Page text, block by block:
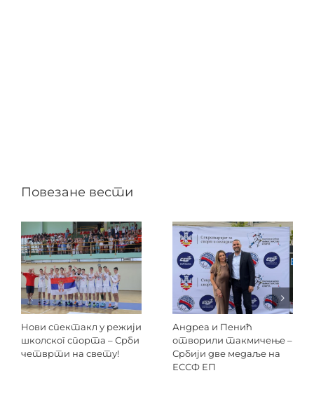
Повезане вести
Нови спектакл у режији
школског спорта – Срби
четврти на свету!
Андреа и Пенић
отворили такмичење –
Србији две медаље на
ЕССФ ЕП